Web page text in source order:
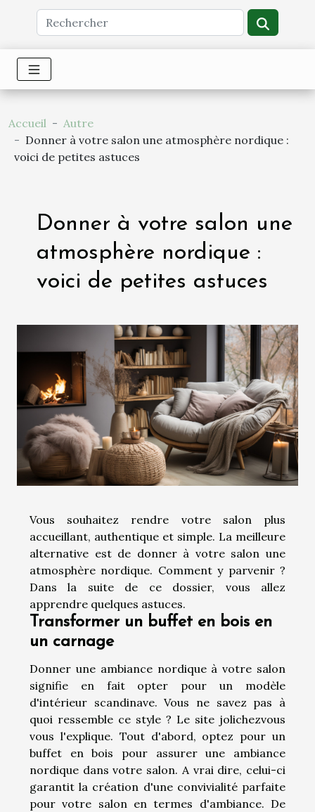
Accueil
Autre
Donner à votre salon une atmosphère nordique :
voici de petites astuces
Donner à votre salon une
atmosphère nordique :
voici de petites astuces
Vous souhaitez rendre votre salon plus
accueillant, authentique et simple. La meilleure
alternative est de donner à votre salon une
atmosphère nordique. Comment y parvenir ?
Dans la suite de ce dossier, vous allez
apprendre quelques astuces.
Transformer un buffet en bois en
un carnage
Donner une ambiance nordique à votre salon
signifie en fait opter pour un modèle
d'intérieur scandinave. Vous ne savez pas à
quoi ressemble ce style ? Le site jolichezvous
vous l'explique. Tout d'abord, optez pour un
buffet en bois pour assurer une ambiance
nordique dans votre salon. A vrai dire, celui-ci
garantit la création d'une convivialité parfaite
pour votre salon en termes d'ambiance. De